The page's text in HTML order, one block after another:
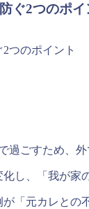
ぐ2つのポイ
過ごすため、
し、「我が家
「元カレとの